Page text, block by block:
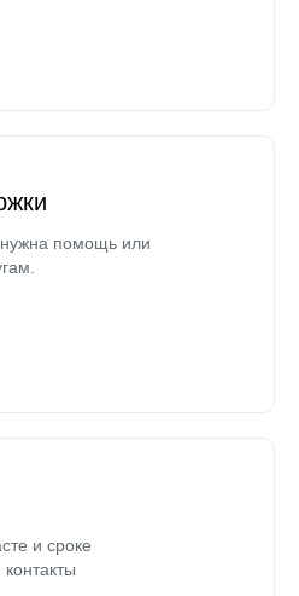
помощь или
и сроке